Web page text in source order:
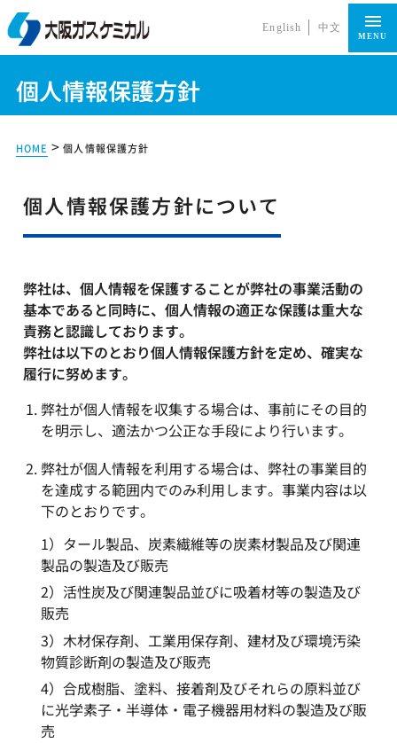
English 中文
MENU
個人情報保護方針
HOME > 個人情報保護方針
個人情報保護方針について
弊社は、個人情報を保護することが弊社の事業活動の
基本であると同時に、個人情報の適正な保護は重大な
責務と認識しております。
弊社は以下のとおり個人情報保護方針を定め、確実な
履行に努めます。
弊社が個人情報を収集する場合は、事前にその目的
を明示し、適法かつ公正な手段により行います。
弊社が個人情報を利用する場合は、弊社の事業目的
を達成する範囲内でのみ利用します。事業内容は以
下のとおりです。
1）タール製品、炭素繊維等の炭素材製品及び関連
製品の製造及び販売
2）活性炭及び関連製品並びに吸着材等の製造及び
販売
3）木材保存剤、工業用保存剤、建材及び環境汚染
物質診断剤の製造及び販売
4）合成樹脂、塗料、接着剤及びそれらの原料並び
に光学素子・半導体・電子機器用材料の製造及び販
売